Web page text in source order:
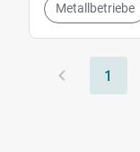
Metallbetriebe
1